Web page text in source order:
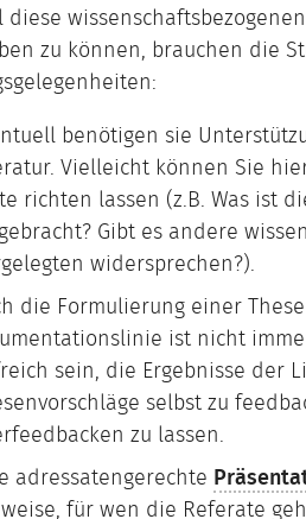
diese wissenschaftsbezogenen
zu können, brauchen die
benötigen sie
Vielleicht können Sie
richten lassen (z.B. Was ist
Gibt es andere
widersprechen?).
die Formulierung einer
ist nicht
sein, die Ergebnisse der
selbst zu
zu lassen.
adressatengerechte
für wen die Referate